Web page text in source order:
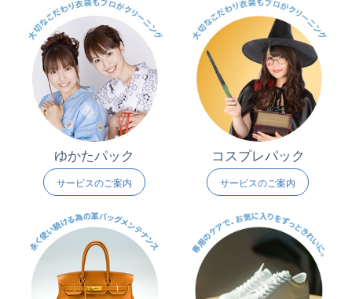
ゆかたパック
サービスのご案内
コスプレパック
サービスのご案内